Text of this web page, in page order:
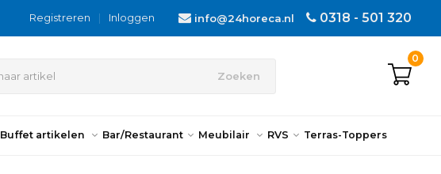
0318 - 501 320
info@24horeca.nl
Inloggen
|
Registreren
Zoeken
0
Buffet artikelen Bar/Restaurant Meubilair RVS Terras-Toppers